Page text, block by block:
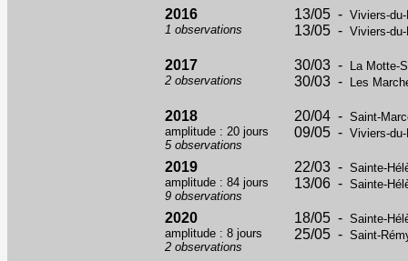
2016
1 observations
13/05 - Viviers-
13/05 - Viviers-
2017
2 observations
30/03 - La Motte-
30/03 - Les
2018
amplitude : 20 jours
5 observations
20/04 - Saint-
09/05 - Viviers-
2019
amplitude : 84 jours
9 observations
22/03 - Sainte-
13/06 - Sainte-
2020
amplitude : 8 jours
2 observations
18/05 - Sainte-
25/05 - Saint-